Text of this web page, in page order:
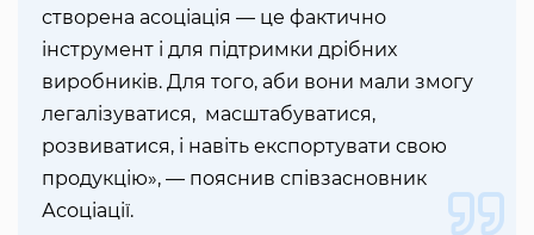
створена асоціація — це фактично
інструмент і для підтримки дрібних
виробників. Для того, аби вони мали змогу
легалізуватися, масштабуватися,
розвиватися, і навіть експортувати свою
продукцію», — пояснив співзасновник
Асоціації.